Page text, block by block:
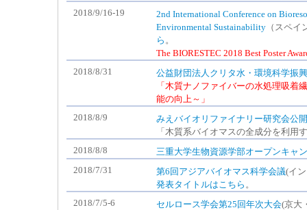
2018/9/16-19
2nd International Conference on
Environmental Sustainability（スペイ
ら 。
The BIORESTEC 2018 Best Poster
2018/8/31
公益財団法人クリタ水・環境科学振
「木質ナノファイバーの水処理吸
能の向上～」
2018/8/9
みえバイオリファイナリー研究会公
「木質系バイオマスの全成分を利用
2018/8/8
三重大学生物資源学部オープンキャ
2018/7/31
第6回アジアバイオマス科学会議(イ
発表タイトルはこちら 。
2018/7/5-6
セルロース学会第25回年次大会(京大